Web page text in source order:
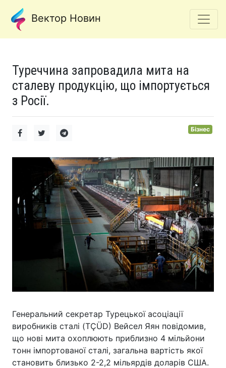
Вектор Новин
Туреччина запровадила мита на
сталеву продукцію, що імпортується
з Росії.
Бізнес
Генеральний секретар Турецької асоціації
виробників сталі (TÇÜD) Вейсел Яян повідомив,
що нові мита охоплюють приблизно 4 мільйони
тонн імпортованої сталі, загальна вартість якої
становить близько 2-2,2 мільярдів доларів США.